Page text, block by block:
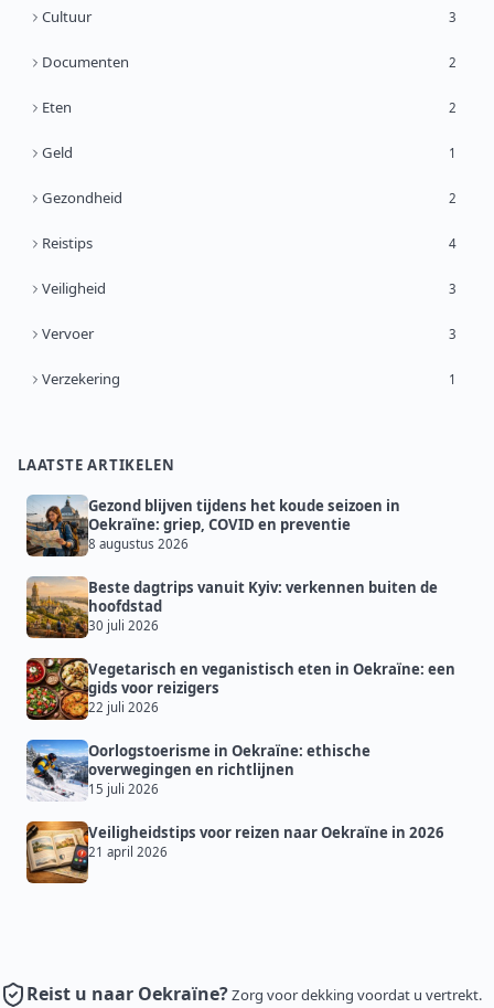
Cultuur 3
Documenten 2
Eten 2
Geld 1
Gezondheid 2
Reistips 4
Veiligheid 3
Vervoer 3
Verzekering 1
LAATSTE ARTIKELEN
Gezond blijven tijdens het koude seizoen in
Oekraïne: griep, COVID en preventie
8 augustus 2026
Beste dagtrips vanuit Kyiv: verkennen buiten de
hoofdstad
30 juli 2026
Vegetarisch en veganistisch eten in Oekraïne: een
gids voor reizigers
22 juli 2026
Oorlogstoerisme in Oekraïne: ethische
overwegingen en richtlijnen
15 juli 2026
Veiligheidstips voor reizen naar Oekraïne in 2026
21 april 2026
Reist u naar Oekraïne?Zorg voor dekking voordat u vertrekt.